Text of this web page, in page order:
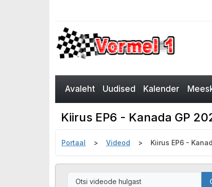
Avaleht Uudised Kalender
Kiirus EP6 - Kanada GP
Portaal Videod Kiirus EP6 -